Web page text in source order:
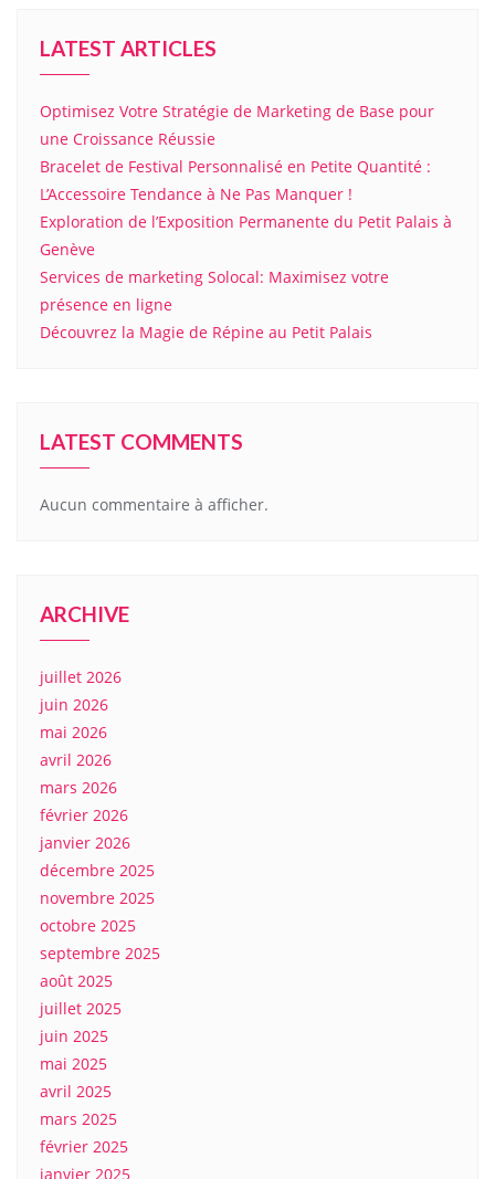
LATEST ARTICLES
Optimisez Votre Stratégie de Marketing de Base pour
une Croissance Réussie
Bracelet de Festival Personnalisé en Petite Quantité :
L’Accessoire Tendance à Ne Pas Manquer !
Exploration de l’Exposition Permanente du Petit Palais à
Genève
Services de marketing Solocal: Maximisez votre
présence en ligne
Découvrez la Magie de Répine au Petit Palais
LATEST COMMENTS
Aucun commentaire à afficher.
ARCHIVE
juillet 2026
juin 2026
mai 2026
avril 2026
mars 2026
février 2026
janvier 2026
décembre 2025
novembre 2025
octobre 2025
septembre 2025
août 2025
juillet 2025
juin 2025
mai 2025
avril 2025
mars 2025
février 2025
janvier 2025